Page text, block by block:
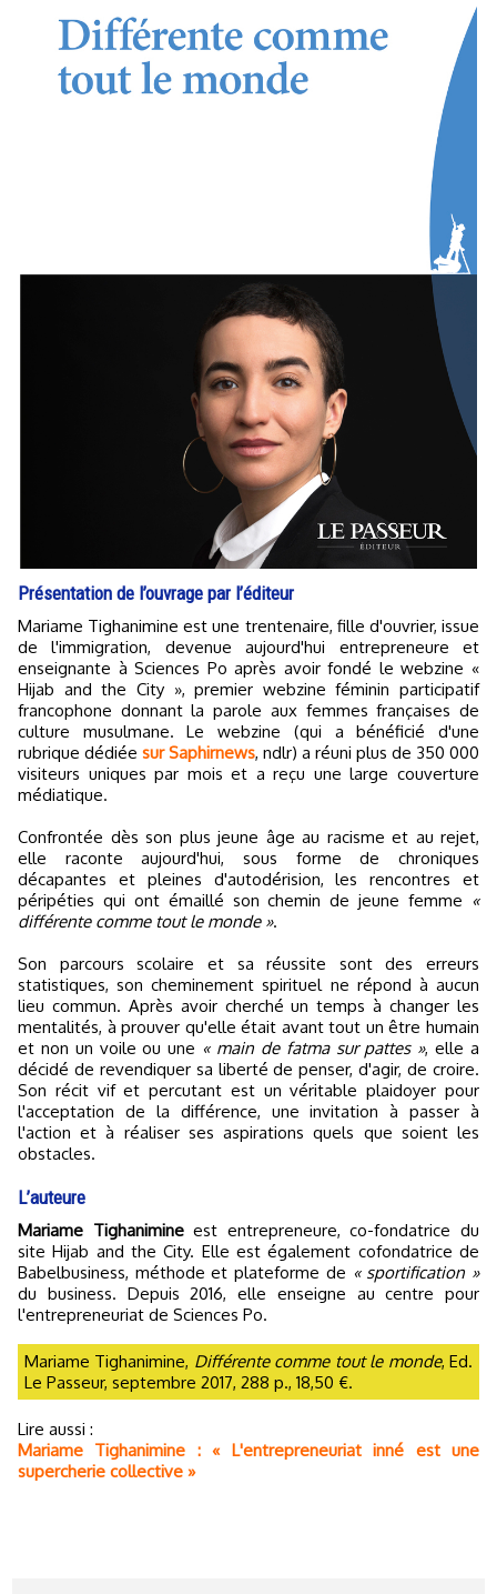
Présentation de l’ouvrage par l’éditeur
Mariame Tighanimine est une trentenaire, fille d'ouvrier, issue
de l'immigration, devenue aujourd'hui entrepreneure et
enseignante à Sciences Po après avoir fondé le webzine «
Hijab and the City », premier webzine féminin participatif
francophone donnant la parole aux femmes françaises de
culture musulmane. Le webzine (qui a bénéficié d'une
rubrique dédiée sur Saphirnews, ndlr) a réuni plus de 350 000
visiteurs uniques par mois et a reçu une large couverture
médiatique.
Confrontée dès son plus jeune âge au racisme et au rejet,
elle raconte aujourd'hui, sous forme de chroniques
décapantes et pleines d'autodérision, les rencontres et
péripéties qui ont émaillé son chemin de jeune femme «
différente comme tout le monde ».
Son parcours scolaire et sa réussite sont des erreurs
statistiques, son cheminement spirituel ne répond à aucun
lieu commun. Après avoir cherché un temps à changer les
mentalités, à prouver qu'elle était avant tout un être humain
et non un voile ou une « main de fatma sur pattes », elle a
décidé de revendiquer sa liberté de penser, d'agir, de croire.
Son récit vif et percutant est un véritable plaidoyer pour
l'acceptation de la différence, une invitation à passer à
l'action et à réaliser ses aspirations quels que soient les
obstacles.
L’auteure
Mariame Tighanimineest entrepreneure, co-fondatrice du
site Hijab and the City. Elle est également cofondatrice de
Babelbusiness, méthode et plateforme de « sportification »
du business. Depuis 2016, elle enseigne au centre pour
l'entrepreneuriat de Sciences Po.
Mariame Tighanimine, Différente comme tout le monde, Ed.
Le Passeur, septembre 2017, 288 p., 18,50 €.
Lire aussi :
Mariame Tighanimine : « L'entrepreneuriat inné est une
supercherie collective »